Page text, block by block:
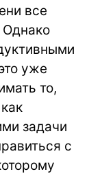
все
уже
то,
задачи
с